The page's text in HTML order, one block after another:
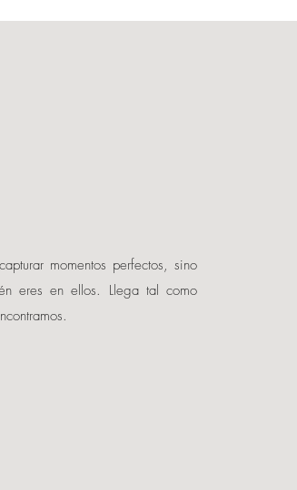
momentos perfectos, sino
eres en ellos. Llega tal como